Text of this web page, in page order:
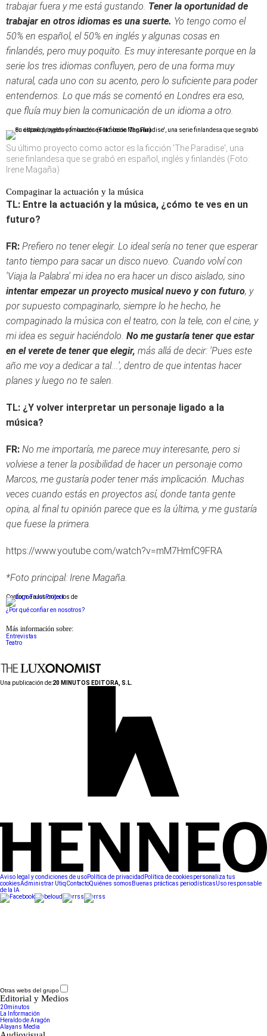
trabajar fuera y me está gustando. Tener la oportunidad de
trabajar en otros idiomas es una suerte. Yo tengo como el
50% en español, el 50% en inglés y algunas cosas en
finlandés, pero muy poquito. Es muy interesante porque en la
serie los tres idiomas confluyen, pero de una forma muy
natural, cada uno con su acento, pero lo suficiente para poder
entendernos. Lo que más se comentó en Londres era eso,
que fluía muy bien la comunicación de un idioma a otro.
Su último proyecto como actor es la ficción 'The Paradise', una
serie finlandesa que se grabó en español, inglés y finlandés (Foto:
Irene Magaña)
Compaginar la actuación y la música
TL: Entre la actuación y la música, ¿cómo te ves en un
futuro?
FR: Prefiero no tener elegir. Lo ideal sería no tener que esperar
tanto tiempo para sacar un disco nuevo. Cuando volví con
'Viaja la Palabra' mi idea no era hacer un disco aislado, sino
intentar empezar un proyecto musical nuevo y con futuro, y
por supuesto compaginarlo, siempre lo he hecho, he
compaginado la música con el teatro, con la tele, con el cine, y
mi idea es seguir haciéndolo. No me gustaría tener que estar
en el verete de tener que elegir, más allá de decir: 'Pues este
año me voy a dedicar a tal...', dentro de que intentas hacer
planes y luego no te salen.
TL: ¿Y volver interpretar un personaje ligado a la
música?
FR: No me importaría, me parece muy interesante, pero si
volviese a tener la posibilidad de hacer un personaje como
Marcos, me gustaría poder tener más implicación. Muchas
veces cuando estás en proyectos así, donde tanta gente
opina, al final tu opinión parece que es la última, y me gustaría
que fuese la primera.
https://www.youtube.com/watch?v=mM7HmfC9FRA
*Foto principal: Irene Magaña.
Conforme a los criterios de
¿Por qué confiar en nosotros?
Más información sobre:
Entrevistas
Teatro
Una publicación de:20 MINUTOS EDITORA, S.L.
Aviso legal y condiciones de usoPolítica de privacidad Política de cookiespersonaliza tus
cookiesAdministrar UtiqContactoQuiénes somos Buenas prácticas periodísticasUso responsable
de la IA
Otras webs del grupo
Editorial y Medios
20minutos
La Información
Heraldo de Aragón
Alayans Media